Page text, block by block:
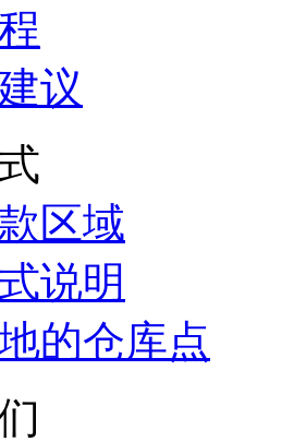
议
区域
说明
的仓库点